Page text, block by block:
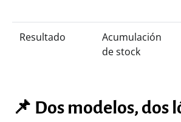
Resultado
Acumulación
de stock
📌 Dos modelos, dos